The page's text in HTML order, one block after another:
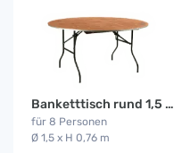
Banketttisch rund 1,5 m
für 8 Personen
Ø 1,5 x H 0,76 m